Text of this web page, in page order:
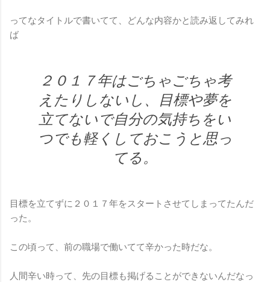
ってなタイトルで書いてて、どんな内容かと読み返してみれ
ば
２０１７年はごちゃごちゃ考
えたりしないし、目標や夢を
立てないで自分の気持ちをい
つでも軽くしておこうと思っ
てる。
目標を立てずに２０１７年をスタートさせてしまってたんだ
った。
この頃って、前の職場で働いてて辛かった時だな。
人間辛い時って、先の目標も掲げることができないんだなっ